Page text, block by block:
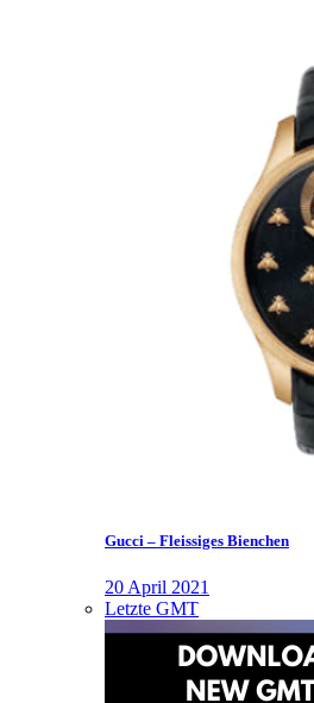
Gucci – Fleissiges Bienchen
20 April 2021
Letzte GMT